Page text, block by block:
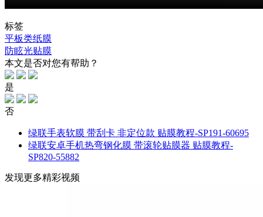
标签
平板类纸膜
防眩光贴膜
本文是否对您有帮助？
是
否
绿联手表软膜 带刮卡 非定位款 贴膜教程-SP191-60695
绿联安卓手机热弯钢化膜 带滚轮贴膜器 贴膜教程-
SP820-55882
发现更多精彩视频